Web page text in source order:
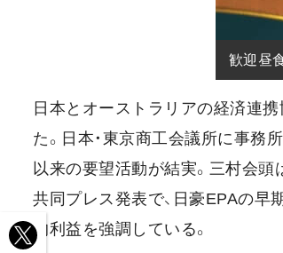
歓迎昼
日本とオーストラリアの経済連
た。日本・東京商工会議所に事務
以来の要望活動が結実。三村会頭
共同プレス発表で、日豪EPAの早
的利益を強調している。